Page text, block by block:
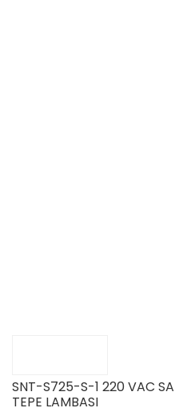
SNT-S725-S-1 220 VAC
TEPE LAMBASI